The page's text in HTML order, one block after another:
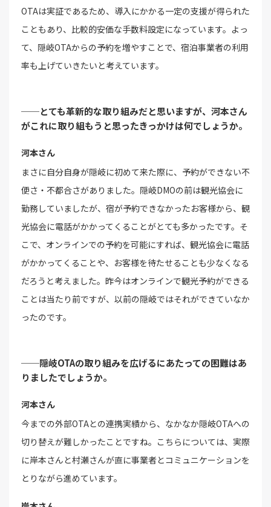
OTAは実証であるため、導入にかかる一定の支援が得られた
こともあり、比較的安価な手数料設定になっています。よっ
て、隠岐OTAからの予約を増やすことで、宿泊事業者の利用
率も上げていきたいと考えています。
──とても革新的な取り組みだと思いますが、河本さん
がこれに取り組もうと思ったきっかけは何でしょうか。
河本さん
まさに自分自身が隠岐に初めて来た際に、予約ができない不
便さ・不都合さがありました。隠岐DMOの前は観光協会に
勤務していましたが、宿が予約できなかったお客様から、観
光協会に電話がかかってくることがとても多かったです。そ
こで、オンラインでの予約を可能にすれば、観光協会に電話
がかかってくることや、お客様を待たせることも少なくなる
だろうと考えました。昨今はオンラインで観光予約ができる
ことは当たり前ですが、以前の隠岐ではそれができていなか
ったのです。
──隠岐OTAの取り組みを広げるにあたっての困難はあ
りましたでしょうか。
河本さん
今までの外部OTAとの連携実績から、なかなか隠岐OTAへの
切り替えが難しかったことですね。こちらについては、実際
に岸本さんと村瀬さんが直に事業者とコミュニケーションを
とりながら進めています。